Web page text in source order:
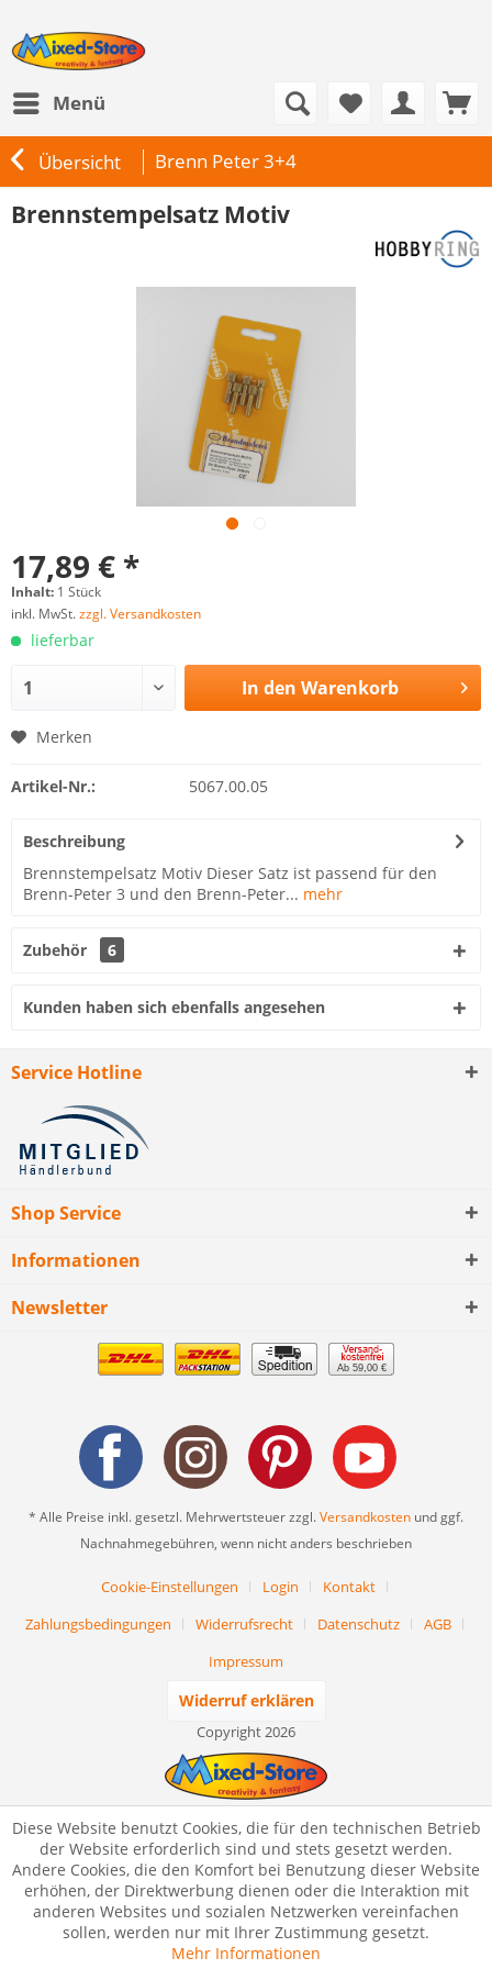
Menü
Übersicht Brenn Peter 3+4
Brennstempelsatz Motiv
17,89 € *
Inhalt: 1 Stück
inkl. MwSt.zzgl. Versandkosten
lieferbar
In den Warenkorb
Merken
Artikel-Nr.: 5067.00.05
Beschreibung
Brennstempelsatz Motiv Dieser Satz ist passend für den
Brenn-Peter 3 und den Brenn-Peter... mehr
Zubehör 6
Kunden haben sich ebenfalls angesehen
Service Hotline
Shop Service
Informationen
Newsletter
Ab 59,00 €
* Alle Preise inkl. gesetzl. Mehrwertsteuer zzgl.Versandkosten und ggf.
Nachnahmegebühren, wenn nicht anders beschrieben
Cookie-Einstellungen Login
Kontakt
Zahlungsbedingungen
Widerrufsrecht Datenschutz
AGB
Impressum
Widerruf erklären
Copyright 2026
Diese Website benutzt Cookies, die für den technischen Betrieb
der Website erforderlich sind und stets gesetzt werden.
Andere Cookies, die den Komfort bei Benutzung dieser Website
erhöhen, der Direktwerbung dienen oder die Interaktion mit
anderen Websites und sozialen Netzwerken vereinfachen
sollen, werden nur mit Ihrer Zustimmung gesetzt.
Mehr Informationen